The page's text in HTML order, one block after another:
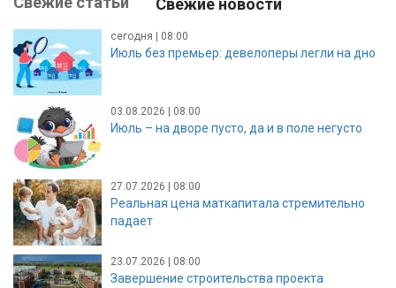
Свежие новости
сегодня | 08:00
Июль без премьер: девелоперы легли на дно
03.08.2026 | 08:00
Июль – на дворе пусто, да и в поле негусто
27.07.2026 | 08:00
Реальная цена маткапитала стремительно
падает
23.07.2026 | 08:00
Завершение строительства проекта